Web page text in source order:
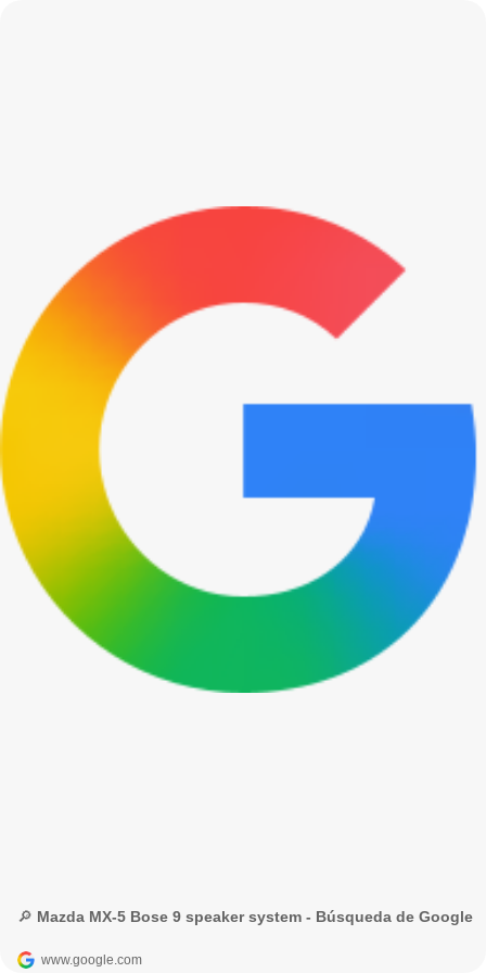
🔎 Mazda MX-5 Bose 9 speaker system - Búsqueda de Google
www.google.com